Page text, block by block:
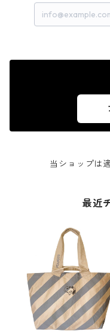
当ショップは
最近